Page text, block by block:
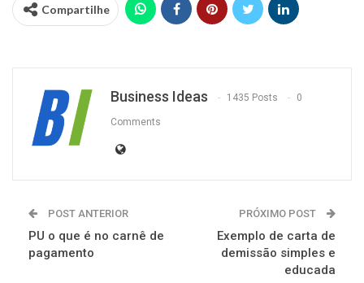
Compartilhe
Business Ideas 1435 Posts 0
Comments
POST ANTERIOR
PU o que é no carnê de
pagamento
PRÓXIMO POST
Exemplo de carta de
demissão simples e
educada